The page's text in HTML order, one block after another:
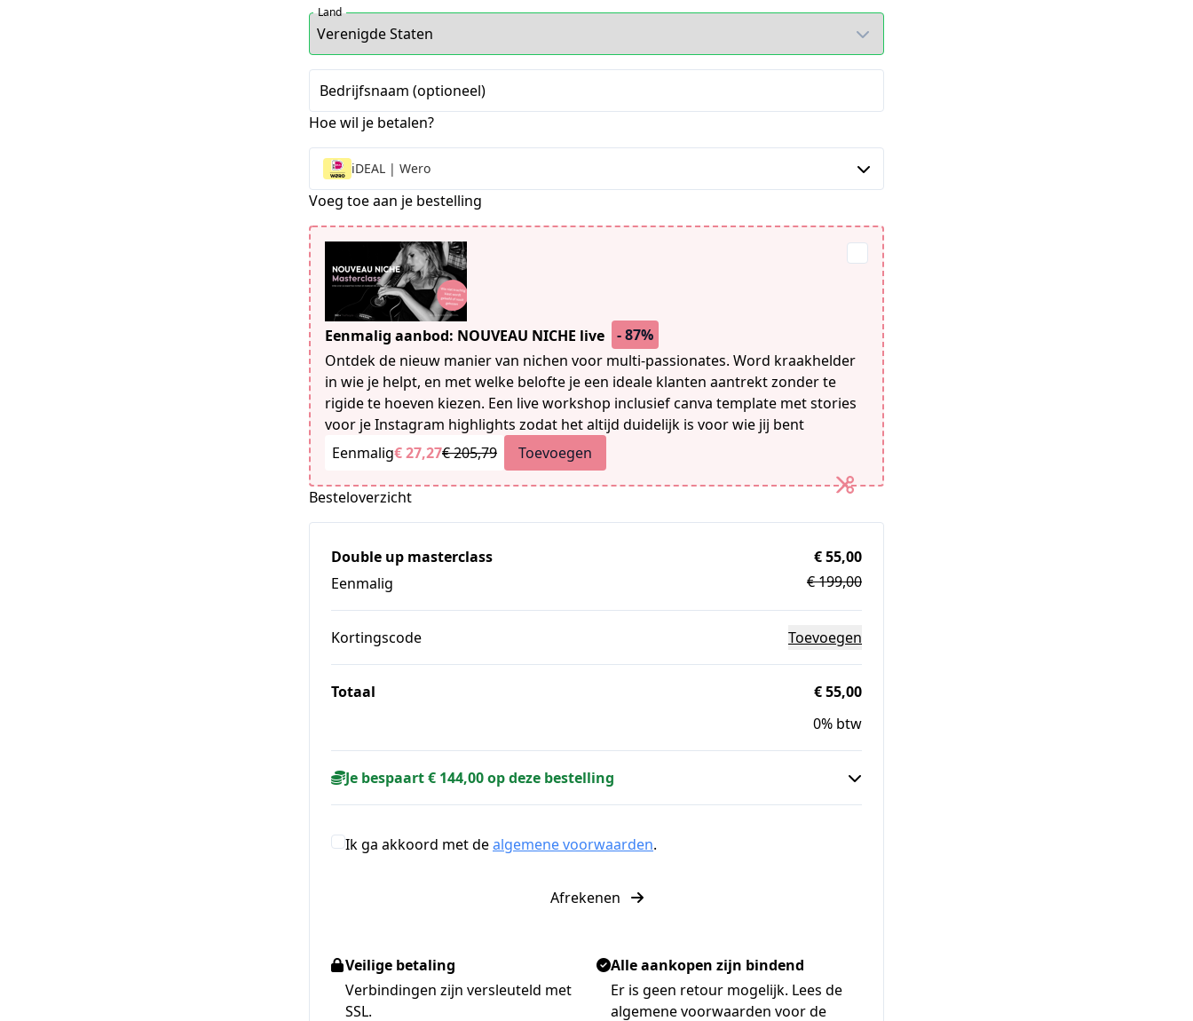
Land
Bedrijfsnaam (optioneel)
Hoe wil je betalen?
iDEAL | Wero
Voeg toe aan je bestelling
Eenmalig aanbod: NOUVEAU NICHE live
- 87%
Ontdek de nieuw manier van nichen voor multi-passionates. Word kraakhelder
in wie je helpt, en met welke belofte je een ideale klanten aantrekt zonder te
rigide te hoeven kiezen. Een live workshop inclusief canva template met stories
voor je Instagram highlights zodat het altijd duidelijk is voor wie jij bent
Eenmalig€ 27,27€ 205,79 Toevoegen
Besteloverzicht
Double up masterclass
Eenmalig
€ 55,00
€ 199,00
Kortingscode Toevoegen
Totaal
€ 55,00
0% btw
Je bespaart € 144,00 op deze bestelling
Ik ga akkoord met dealgemene voorwaarden.
Afrekenen
Veilige betaling
Verbindingen zijn versleuteld met
SSL.
Alle aankopen zijn bindend
Er is geen retour mogelijk. Lees de
algemene voorwaarden voor de